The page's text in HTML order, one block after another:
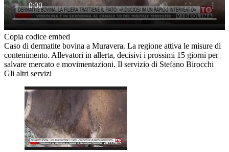
Copia codice embed
Caso di dermatite bovina a Muravera. La regione attiva le misure di
contenimento. Allevatori in allerta, decisivi i prossimi 15 giorni per
salvare mercato e movimentazioni. Il servizio di Stefano Birocchi
Gli altri servizi